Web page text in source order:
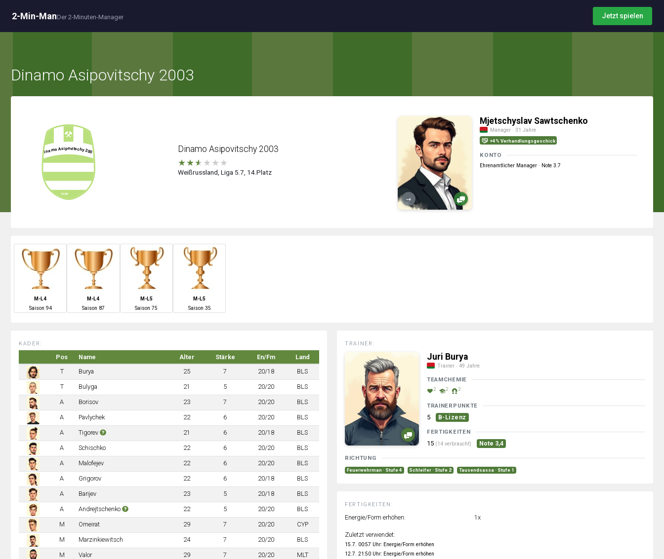
2-Min-ManDer 2-Minuten-Manager Jetzt spielen
Dinamo Asipovitschy 2003
Dinamo Asipovitschy 2003
★★★ ★ ★ ★
Weißrussland, Liga 5.7, 14.Platz
→
Mjetschyslav Sawtschenko
Manager · 31 Jahre
+4% Verhandlungsgeschick
KONTO
Ehrenamtlicher Manager · Note 3.7
M-L4
Saison 94
M-L4
Saison 87
M-L5
Saison75
M-L5
Saison 35
KADER:
Pos Name Alter Stärke En/Fm
Land
T
Burya 25 7 20/18 BLS
T Bulyga 21 5 20/20 BLS
A Borisov 23 7 20/20 BLS
A Pavlychek 22 6 20/20 BLS
A Tigorev 21 6 20/18 BLS
A Schischko 22 6 20/20 BLS
A Malofejev 22 6 20/20 BLS
A Grigorov 22 6 20/18 BLS
A Barijev 23 5 20/18 BLS
A Andrejtschenko 22 5 20/20 BLS
M Omeirat 29 7 20/20 CYP
M Marzinkiewitsch 24 7 20/20 BLS
M Valor 29 7 20/20 MLT
TRAINER:
Juri Burya
Trainer · 49 Jahre
TEAMCHEMIE
2 2 2
TRAINERPUNKTE
5 B-Lizenz
FERTIGKEITEN
15 (14 verbraucht) Note 3,4
RICHTUNG
Feuerwehrman · Stufe 4 Schleifer · Stufe 2 Tausendsassa · Stufe 1
FERTIGKEITEN:
Energie/Form erhöhen: 1x
Zuletzt verwendet:
15.7. 00:57 Uhr: Energie/Form erhöhen
12.7. 21:50 Uhr: Energie/Form erhöhen